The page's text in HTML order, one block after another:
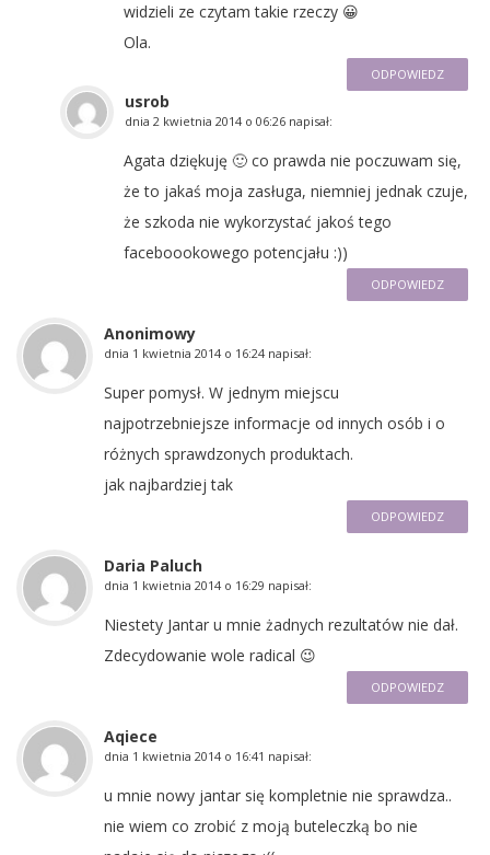
widzieli ze czytam takie rzeczy 😀
Ola.
ODPOWIEDZ
usrob
dnia 2 kwietnia 2014 o 06:26 napisał:
Agata dziękuję 🙂 co prawda nie poczuwam się,
że to jakaś moja zasługa, niemniej jednak czuje,
że szkoda nie wykorzystać jakoś tego
faceboookowego potencjału :))
ODPOWIEDZ
Anonimowy
dnia 1 kwietnia 2014 o 16:24 napisał:
Super pomysł. W jednym miejscu
najpotrzebniejsze informacje od innych osób i o
różnych sprawdzonych produktach.
jak najbardziej tak
ODPOWIEDZ
Daria Paluch
dnia 1 kwietnia 2014 o 16:29 napisał:
Niestety Jantar u mnie żadnych rezultatów nie dał.
Zdecydowanie wole radical 😉
ODPOWIEDZ
Aqiece
dnia 1 kwietnia 2014 o 16:41 napisał:
u mnie nowy jantar się kompletnie nie sprawdza..
nie wiem co zrobić z moją buteleczką bo nie